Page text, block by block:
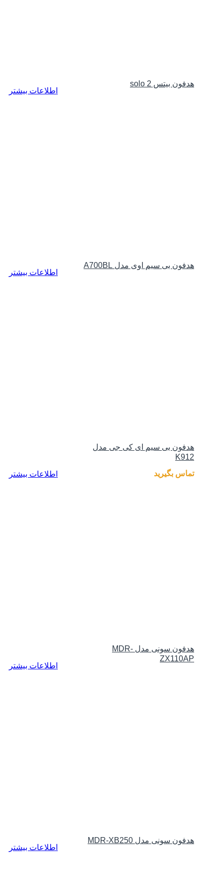
هدفون بیتس solo 2
اطلاعات بیشتر
هدفون بی سیم اوی مدل A700BL
اطلاعات بیشتر
هدفون بی سیم ای کی جی مدل
K912
اطلاعات بیشتر
تماس بگیرید
هدفون سونی مدل MDR-
ZX110AP
اطلاعات بیشتر
هدفون سونی مدل MDR-XB250
اطلاعات بیشتر